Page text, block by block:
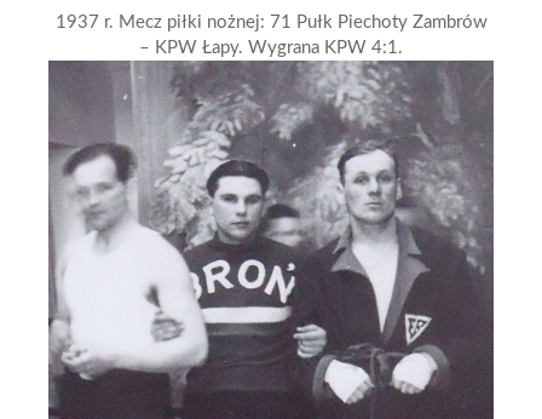
1937 r. Mecz piłki nożnej: 71 Pułk Piechoty Zambrów
– KPW Łapy. Wygrana KPW 4:1.